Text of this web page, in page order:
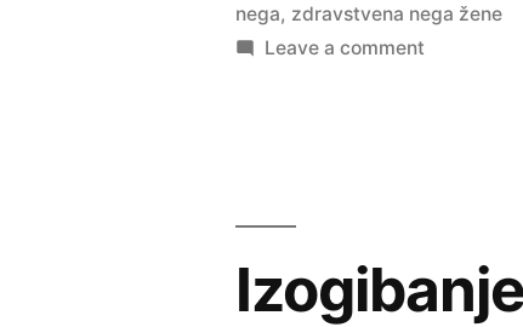
nega, zdravstvena nega žene
Leave a comment